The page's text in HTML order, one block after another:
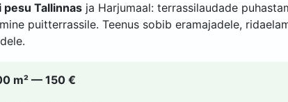
Tallinnas ja Harjumaal: terrassilaudade
puitterrassile. Teenus sobib eramajadele,
m² — 150 €